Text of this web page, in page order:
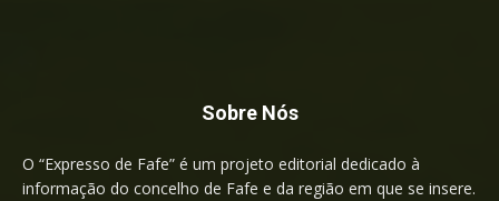
Sobre Nós
O “Expresso de Fafe” é um projeto editorial dedicado à
informação do concelho de Fafe e da região em que se insere.